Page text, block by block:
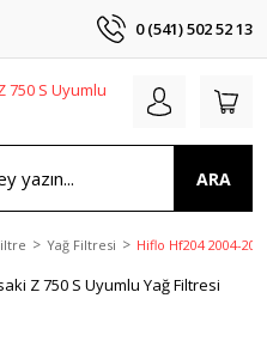
0 (541) 502 52 13
ARA
Yağ Filtresi Hiflo Hf204 2004-